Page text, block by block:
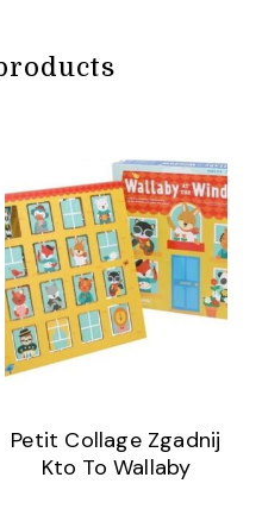
Petit Collage Zgadnij
Kto To Wallaby